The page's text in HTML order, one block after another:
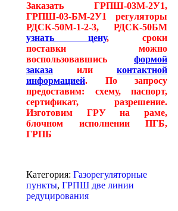
Заказать ГРПШ-03М-2У1,
ГРПШ-03-БМ-2У1 регуляторы
РДСК-50М-1-2-3, РДСК-50БМ
узнать цену, сроки
поставки можно
воспользовавшись формой
заказа или контактной
информацией. По запросу
предоставим: схему, паспорт,
сертификат, разрешение.
Изготовим ГРУ на раме,
блочном исполнении ПГБ,
ГРПБ
Категория: Газорегуляторные
пункты, ГРПШ две линии
редуцирования